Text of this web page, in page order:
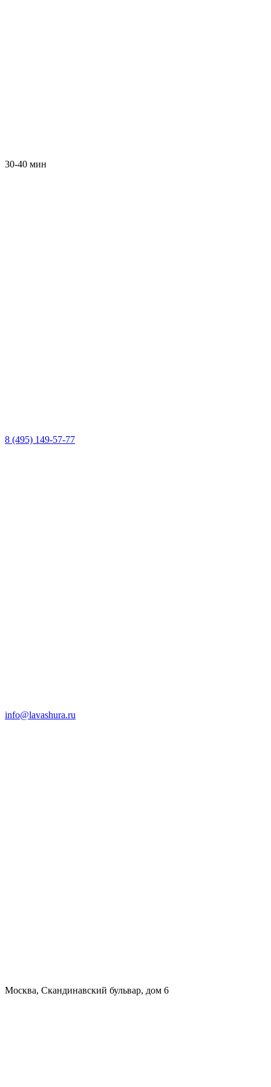
30-40 мин
8 (495) 149-57-77
info@lavashura.ru
Москва, Скандинавский бульвар, дом 6